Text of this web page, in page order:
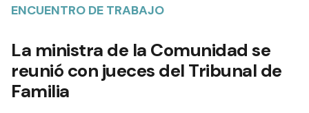
ENCUENTRO DE TRABAJO
La ministra de la Comunidad se
reunió con jueces del Tribunal de
Familia